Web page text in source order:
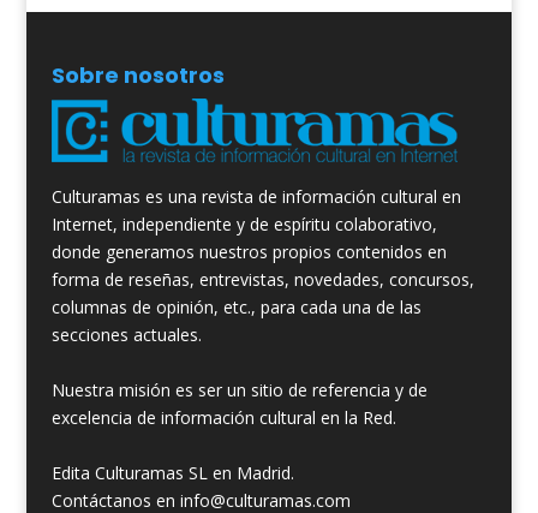
Sobre nosotros
Culturamas es una revista de información cultural en
Internet, independiente y de espíritu colaborativo,
donde generamos nuestros propios contenidos en
forma de reseñas, entrevistas, novedades, concursos,
columnas de opinión, etc., para cada una de las
secciones actuales.
Nuestra misión es ser un sitio de referencia y de
excelencia de información cultural en la Red.
Edita Culturamas SL en Madrid.
Contáctanos en info@culturamas.com